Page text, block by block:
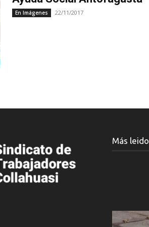
En Imágenes 22/11/2017
Más leido